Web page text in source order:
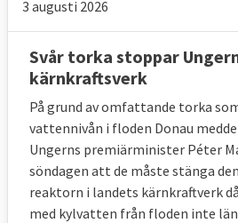
3 augusti 2026
Svår torka stoppar
kärnkraftsverk
På grund av omfattande torka
vattennivån i floden Donau
Ungerns premiärminister Péter
söndagen att de måste stänga
reaktorn i landets kärnkraftverk
med kylvatten från floden inte